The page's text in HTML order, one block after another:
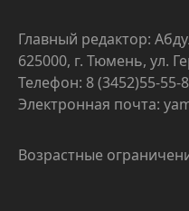
Главный редактор:
625000, г. Тюмень, ул.
Телефон: 8 (3452)55-55-
Электронная почта:
Возрастные